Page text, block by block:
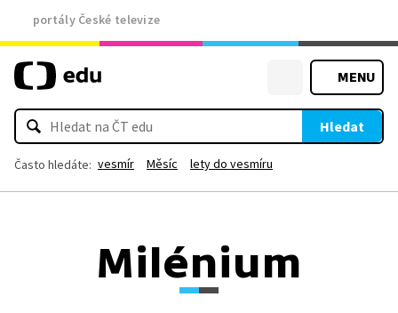
portály České televize
MENU
Hledat
Často hledáte: vesmír Měsíc lety do vesmíru
Milénium